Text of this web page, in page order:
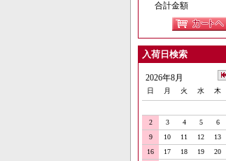
合計金額
入荷日検索
2026年8月
日 月 火 水 木
2
3 4 5 6
9
10 11 12 13
16
17 18 19 20